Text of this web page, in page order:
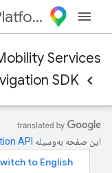
Services
SDK
این صفحه به‌وسیله